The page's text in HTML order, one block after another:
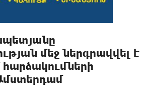
մեջ ներգրավվել է
հարձակումների